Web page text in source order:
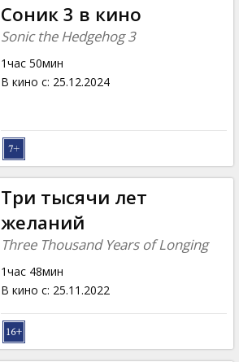
Соник 3 в кино
Sonic the Hedgehog 3
1час 50мин
В кино с: 25.12.2024
Три тысячи лет
желаний
Three Thousand Years of Longing
1час 48мин
В кино с: 25.11.2022